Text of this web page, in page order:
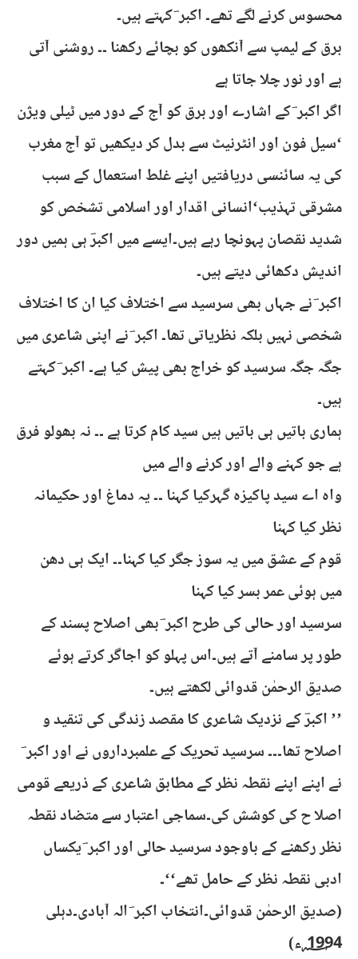
محسوس کرنے لگے تھے۔ اکبر ؔ کہتے ہیں۔
برق کے لیمپ سے آنکھوں کو بچائے رکھنا ۔۔ روشنی آتی
ہے اور نور چلا جاتا ہے
اگر اکبر ؔ کے اشارے اور برق کو آج کے دور میں ٹیلی ویژن
‘سیل فون اور انٹرنیٹ سے بدل کر دیکھیں تو آج مغرب
کی یہ سائنسی دریافتیں اپنے غلط استعمال کے سبب
مشرقی تہذیب‘انسانی اقدار اور اسلامی تشخص کو
شدید نقصان پہونچا رہے ہیں۔ایسے میں اکبرؔ ہی ہمیں دور
اندیش دکھائی دیتے ہیں۔
اکبر ؔ نے جہاں بھی سرسید سے اختلاف کیا ان کا اختلاف
شخصی نہیں بلکہ نظریاتی تھا۔ اکبر ؔ نے اپنی شاعری میں
جگہ جگہ سرسید کو خراج بھی پیش کیا ہے۔ اکبر ؔ کہتے
ہیں۔
ہماری باتیں ہی باتیں ہیں سید کام کرتا ہے ۔۔ نہ بھولو فرق
ہے جو کہنے والے اور کرنے والے میں
واہ اے سید پاکیزہ گہرکیا کہنا ۔۔ یہ دماغ اور حکیمانہ
نظر کیا کہنا
قوم کے عشق میں یہ سوز جگر کیا کہنا۔۔ ایک ہی دھن
میں ہوئی عمر بسر کیا کہنا
سرسید اور حالی کی طرح اکبر ؔ بھی اصلاح پسند کے
طور پر سامنے آتے ہیں۔اس پہلو کو اجاگر کرتے ہوئے
صدیق الرحمٰن قدوائی لکھتے ہیں۔
’’ اکبرؔ کے نزدیک شاعری کا مقصد زندگی کی تنقید و
اصلاح تھا۔۔۔ سرسید تحریک کے علمبرداروں نے اور اکبر ؔ
نے اپنے اپنے نقطہ نظر کے مطابق شاعری کے ذریعے قومی
اصلا ح کی کوشش کی۔سماجی اعتبار سے متضاد نقطہ
نظر رکھنے کے باوجود سرسید حالی اور اکبر ؔ یکساں
ادبی نقطہ نظر کے حامل تھے‘‘۔
(صدیق الرحمٰن قدوائی۔انتخاب اکبر ؔ الہ آبادی۔دہلی
1994 ؁ء)